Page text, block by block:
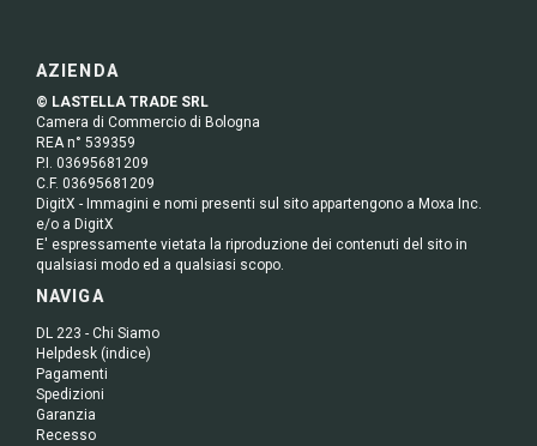
AZIENDA
© LASTELLA TRADE SRL
Camera di Commercio di Bologna
REA n° 539359
P.I. 03695681209
C.F. 03695681209
DigitX - Immagini e nomi presenti sul sito appartengono a Moxa Inc.
e/o a DigitX
E' espressamente vietata la riproduzione dei contenuti del sito in
qualsiasi modo ed a qualsiasi scopo.
NAVIGA
DL 223 - Chi Siamo
Helpdesk (indice)
Pagamenti
Spedizioni
Garanzia
Recesso